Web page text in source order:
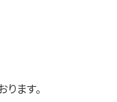
ます。